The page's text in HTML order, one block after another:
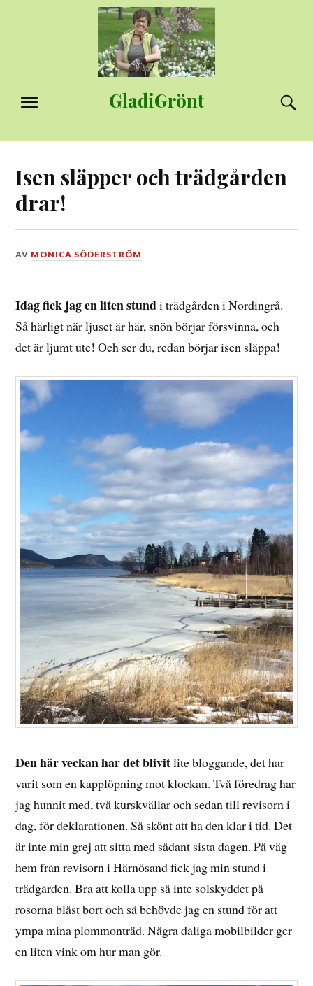
GladiGrönt
MENY
Isen släpper och trädgården
drar!
DEN
2017
AV MONICA SÖDERSTRÖM
Idag fick jag en liten stundi trädgården i Nordingrå.
Så härligt när ljuset är här, snön börjar försvinna, och
det är ljumt ute! Och ser du, redan börjar isen släppa!
Den här veckan har det blivitlite bloggande, det har
varit som en kapplöpning mot klockan. Två föredrag har
jag hunnit med, två kurskvällar och sedan till revisorn i
dag, för deklarationen. Så skönt att ha den klar i tid. Det
är inte min grej att sitta med sådant sista dagen. På väg
hem från revisorn i Härnösand fick jag min stund i
trädgården. Bra att kolla upp så inte solskyddet på
rosorna blåst bort och så behövde jag en stund för att
ympa mina plommonträd. Några dåliga mobilbilder ger
en liten vink om hur man gör.